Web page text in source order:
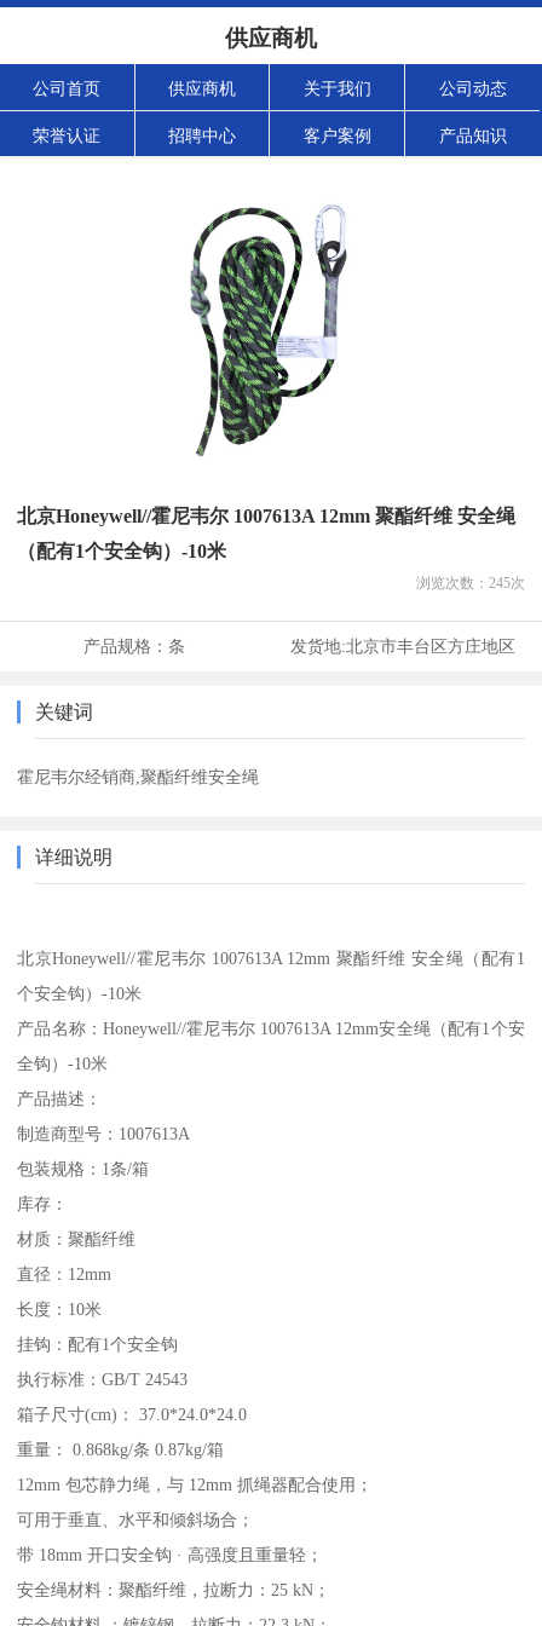
供应商机
公司首页 供应商机 关于我们 公司动态
荣誉认证 招聘中心 客户案例 产品知识
北京Honeywell//霍尼韦尔 1007613A 12mm 聚酯纤维 安全绳
（配有1个安全钩）-10米
浏览次数： 245次
产品规格： 条 发货地:北京市丰台区方庄地区
关键词
霍尼韦尔经销商,聚酯纤维安全绳
详细说明
北京Honeywell//霍尼韦尔 1007613A 12mm 聚酯纤维 安全绳（配有1
个安全钩）-10米
产品名称：Honeywell//霍尼韦尔 1007613A 12mm安全绳（配有1个安
全钩）-10米
产品描述：
制造商型号：1007613A
包装规格：1条/箱
库存：
材质：聚酯纤维
直径：12mm
长度：10米
挂钩：配有1个安全钩
执行标准：GB/T 24543
箱子尺寸(cm)： 37.0*24.0*24.0
重量： 0.868kg/条 0.87kg/箱
12mm 包芯静力绳，与 12mm 抓绳器配合使用；
可用于垂直、水平和倾斜场合；
带 18mm 开口安全钩 · 高强度且重量轻；
安全绳材料：聚酯纤维，拉断力：25 kN；